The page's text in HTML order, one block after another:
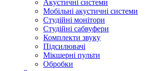
Акустичні системи
Мобільні акустичні системи
Студійні монітори
Студійні сабвуфери
Комплекти звуку
Підсилювачі
Мікшерні пульти
Обробки